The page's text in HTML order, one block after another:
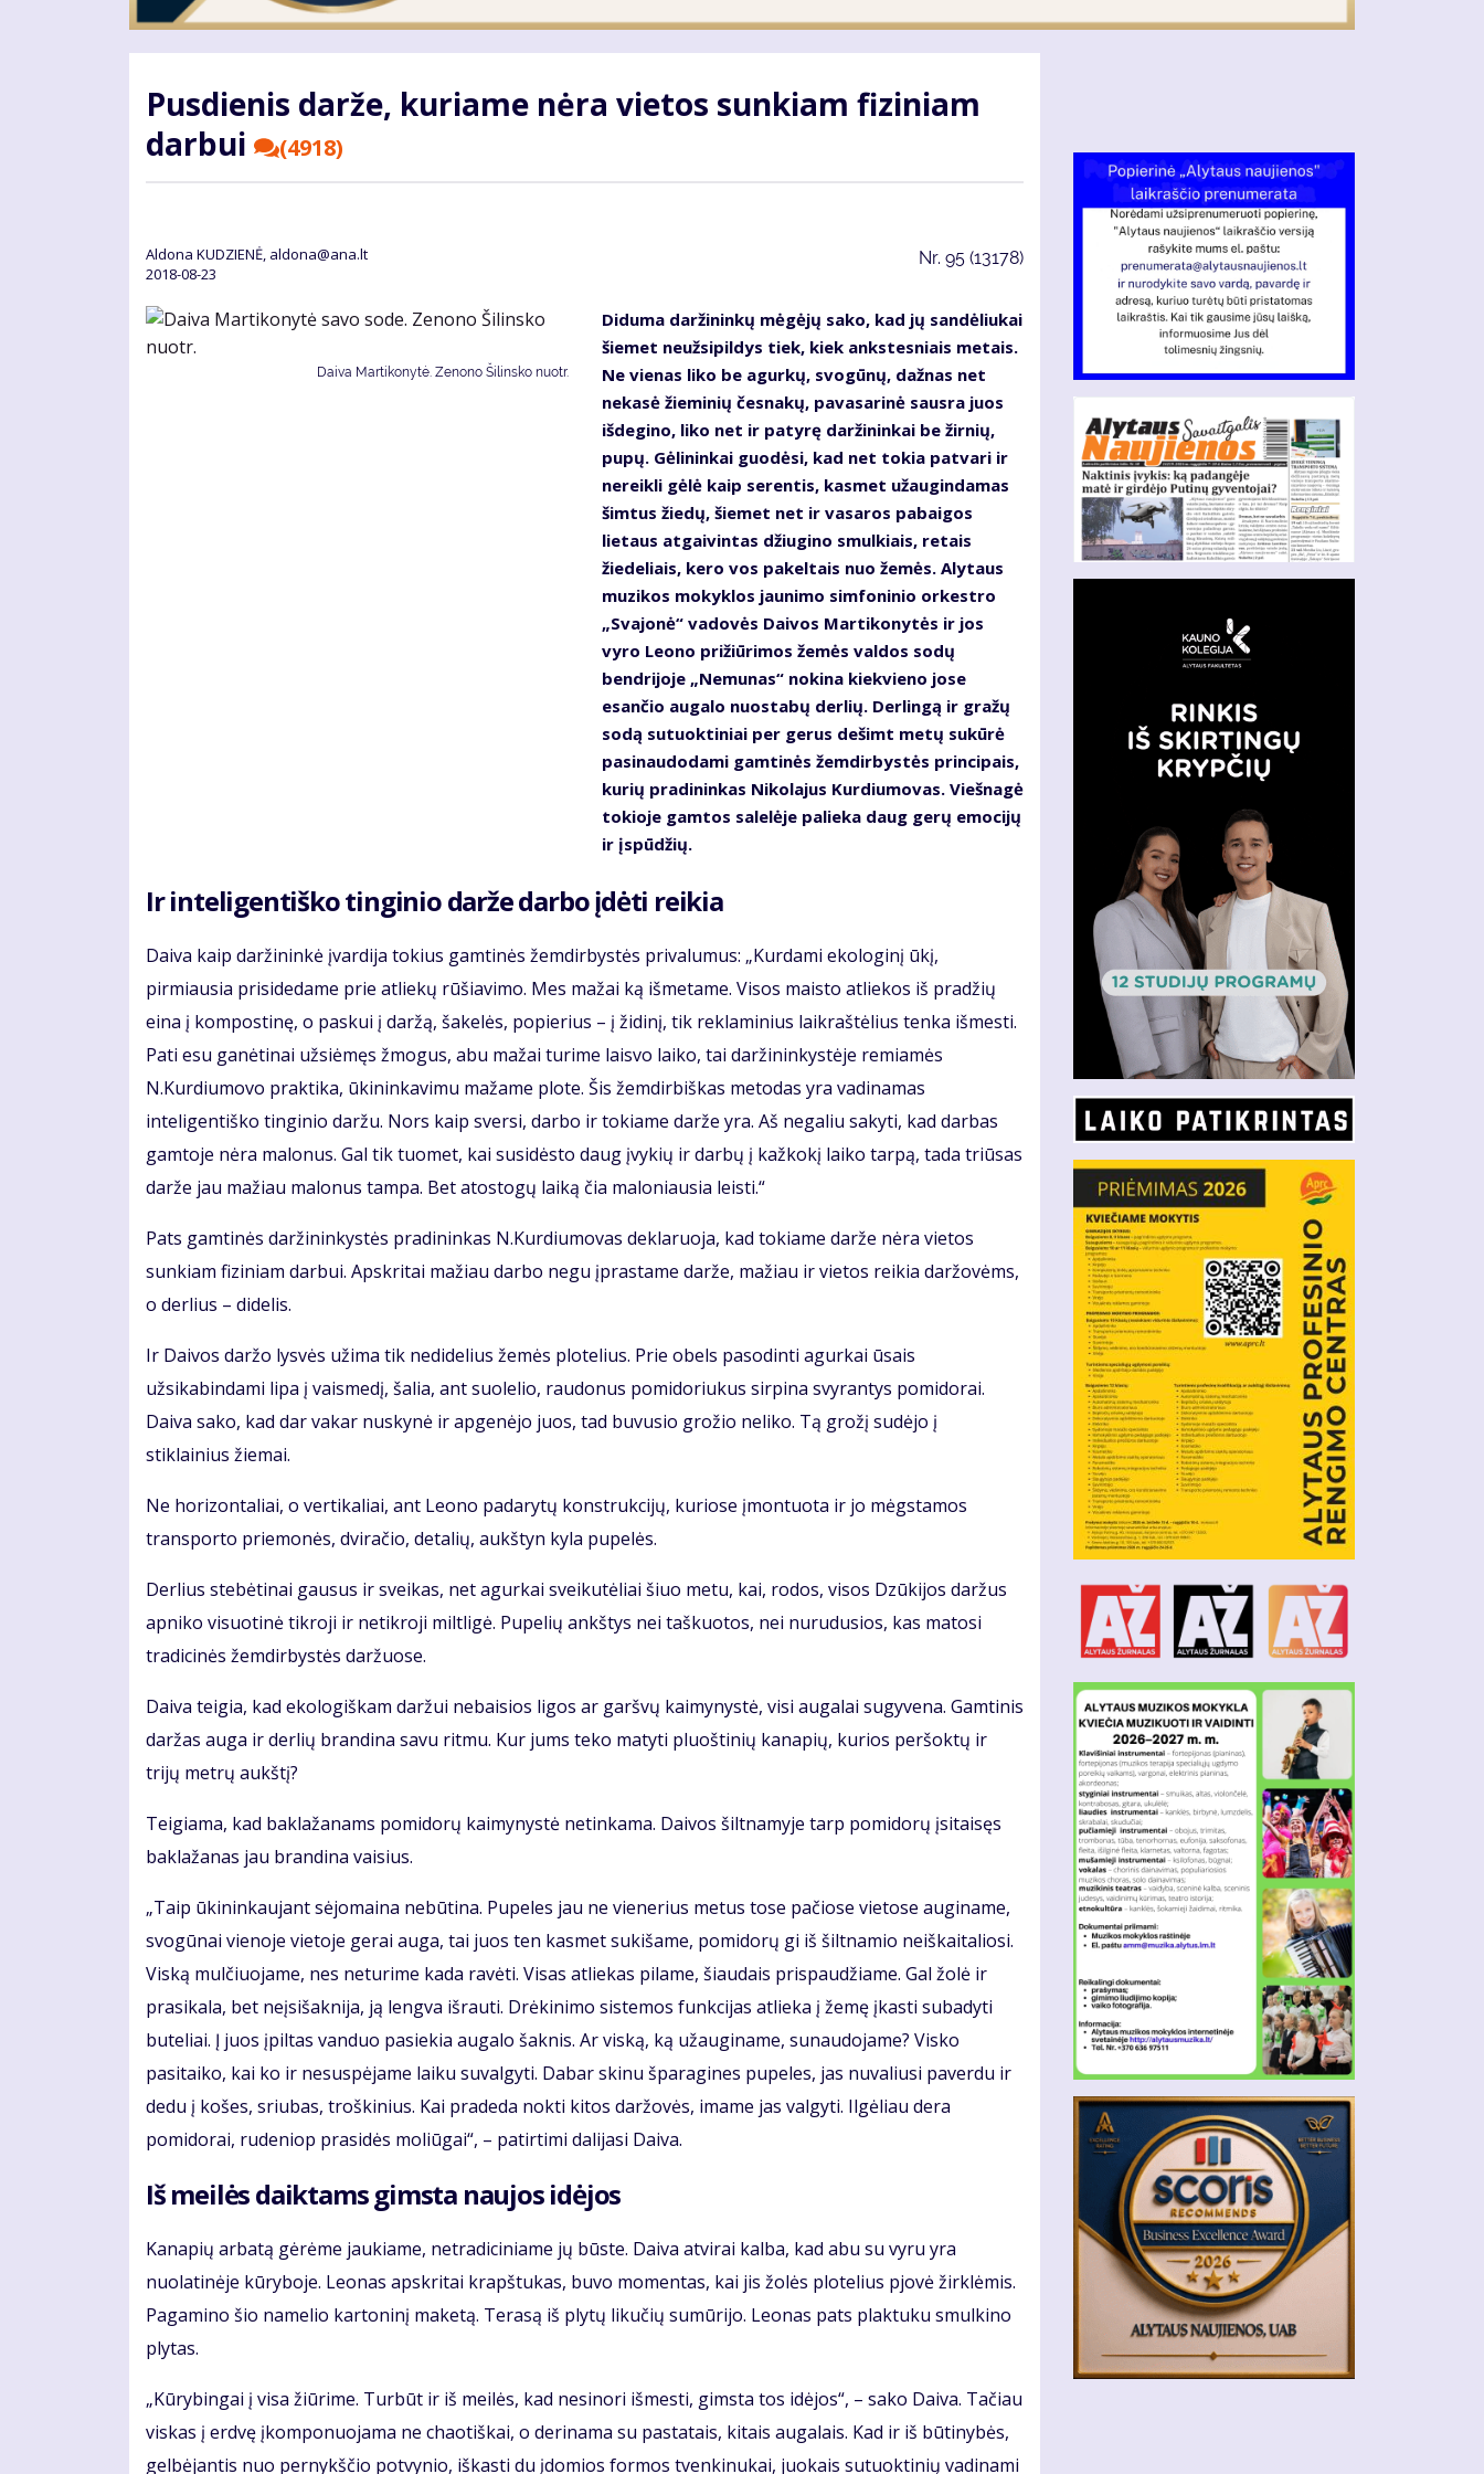
Pusdienis darže, kuriame nėra vietos sunkiam fiziniam
darbui
(4918)
Aldona KUDZIENĖ, aldona@ana.lt
2018-08-23
Nr. 95 (13178)
Daiva Martikonytė. Zenono Šilinsko nuotr.
Diduma daržininkų mėgėjų sako, kad jų sandėliukai
šiemet neužsipildys tiek, kiek ankstesniais metais.
Ne vienas liko be agurkų, svogūnų, dažnas net
nekasė žieminių česnakų, pavasarinė sausra juos
išdegino, liko net ir patyrę daržininkai be žirnių,
pupų. Gėlininkai guodėsi, kad net tokia patvari ir
nereikli gėlė kaip serentis, kasmet užaugindamas
šimtus žiedų, šiemet net ir vasaros pabaigos
lietaus atgaivintas džiugino smulkiais, retais
žiedeliais, kero vos pakeltais nuo žemės. Alytaus
muzikos mokyklos jaunimo simfoninio orkestro
„Svajonė“ vadovės Daivos Martikonytės ir jos
vyro Leono prižiūrimos žemės valdos sodų
bendrijoje „Nemunas“ nokina kiekvieno jose
esančio augalo nuostabų derlių. Derlingą ir gražų
sodą sutuoktiniai per gerus dešimt metų sukūrė
pasinaudodami gamtinės žemdirbystės principais,
kurių pradininkas Nikolajus Kurdiumovas. Viešnagė
tokioje gamtos salelėje palieka daug gerų emocijų
ir įspūdžių.
Ir inteligentiško tinginio darže darbo įdėti reikia
Daiva kaip daržininkė įvardija tokius gamtinės žemdirbystės privalumus: „Kurdami ekologinį ūkį,
pirmiausia prisidedame prie atliekų rūšiavimo. Mes mažai ką išmetame. Visos maisto atliekos iš pradžių
eina į kompostinę, o paskui į daržą, šakelės, popierius – į židinį, tik reklaminius laikraštėlius tenka išmesti.
Pati esu ganėtinai užsiėmęs žmogus, abu mažai turime laisvo laiko, tai daržininkystėje remiamės
N.Kurdiumovo praktika, ūkininkavimu mažame plote. Šis žemdirbiškas metodas yra vadinamas
inteligentiško tinginio daržu. Nors kaip sversi, darbo ir tokiame darže yra. Aš negaliu sakyti, kad darbas
gamtoje nėra malonus. Gal tik tuomet, kai susidėsto daug įvykių ir darbų į kažkokį laiko tarpą, tada triūsas
darže jau mažiau malonus tampa. Bet atostogų laiką čia maloniausia leisti.“
Pats gamtinės daržininkystės pradininkas N.Kurdiumovas deklaruoja, kad tokiame darže nėra vietos
sunkiam fiziniam darbui. Apskritai mažiau darbo negu įprastame darže, mažiau ir vietos reikia daržovėms,
o derlius – didelis.
Ir Daivos daržo lysvės užima tik nedidelius žemės plotelius. Prie obels pasodinti agurkai ūsais
užsikabindami lipa į vaismedį, šalia, ant suolelio, raudonus pomidoriukus sirpina svyrantys pomidorai.
Daiva sako, kad dar vakar nuskynė ir apgenėjo juos, tad buvusio grožio neliko. Tą grožį sudėjo į
stiklainius žiemai.
Ne horizontaliai, o vertikaliai, ant Leono padarytų konstrukcijų, kuriose įmontuota ir jo mėgstamos
transporto priemonės, dviračio, detalių, aukštyn kyla pupelės.
Derlius stebėtinai gausus ir sveikas, net agurkai sveikutėliai šiuo metu, kai, rodos, visos Dzūkijos daržus
apniko visuotinė tikroji ir netikroji miltligė. Pupelių ankštys nei taškuotos, nei nurudusios, kas matosi
tradicinės žemdirbystės daržuose.
Daiva teigia, kad ekologiškam daržui nebaisios ligos ar garšvų kaimynystė, visi augalai sugyvena. Gamtinis
daržas auga ir derlių brandina savu ritmu. Kur jums teko matyti pluoštinių kanapių, kurios peršoktų ir
trijų metrų aukštį?
Teigiama, kad baklažanams pomidorų kaimynystė netinkama. Daivos šiltnamyje tarp pomidorų įsitaisęs
baklažanas jau brandina vaisius.
„Taip ūkininkaujant sėjomaina nebūtina. Pupeles jau ne vienerius metus tose pačiose vietose auginame,
svogūnai vienoje vietoje gerai auga, tai juos ten kasmet sukišame, pomidorų gi iš šiltnamio neiškaitaliosi.
Viską mulčiuojame, nes neturime kada ravėti. Visas atliekas pilame, šiaudais prispaudžiame. Gal žolė ir
prasikala, bet neįsišaknija, ją lengva išrauti. Drėkinimo sistemos funkcijas atlieka į žemę įkasti subadyti
buteliai. Į juos įpiltas vanduo pasiekia augalo šaknis. Ar viską, ką užauginame, sunaudojame? Visko
pasitaiko, kai ko ir nesuspėjame laiku suvalgyti. Dabar skinu šparagines pupeles, jas nuvaliusi paverdu ir
dedu į košes, sriubas, troškinius. Kai pradeda nokti kitos daržovės, imame jas valgyti. Ilgėliau dera
pomidorai, rudeniop prasidės moliūgai“, – patirtimi dalijasi Daiva.
Iš meilės daiktams gimsta naujos idėjos
Kanapių arbatą gėrėme jaukiame, netradiciniame jų būste. Daiva atvirai kalba, kad abu su vyru yra
nuolatinėje kūryboje. Leonas apskritai krapštukas, buvo momentas, kai jis žolės plotelius pjovė žirklėmis.
Pagamino šio namelio kartoninį maketą. Terasą iš plytų likučių sumūrijo. Leonas pats plaktuku smulkino
plytas.
„Kūrybingai į visa žiūrime. Turbūt ir iš meilės, kad nesinori išmesti, gimsta tos idėjos“, – sako Daiva. Tačiau
viskas į erdvę įkomponuojama ne chaotiškai, o derinama su pastatais, kitais augalais. Kad ir iš būtinybės,
gelbėjantis nuo pernykščio potvynio, iškasti du įdomios formos tvenkinukai, juokais sutuoktinių vadinami